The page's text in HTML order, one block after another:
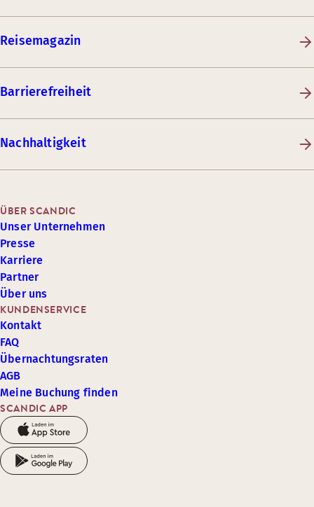
Reisemagazin
Barrierefreiheit
Nachhaltigkeit
SCANDIC APP
KUNDENSERVICE
Kontakt
FAQ
Übernachtungsraten
AGB
Meine Buchung finden
ÜBER SCANDIC
Unser Unternehmen
Presse
Karriere
Partner
Über uns